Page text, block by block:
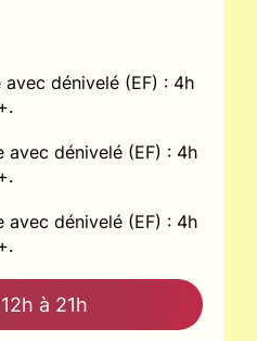
dénivelé (EF) : 4h
dénivelé (EF) : 4h
dénivelé (EF) : 4h
à 21h